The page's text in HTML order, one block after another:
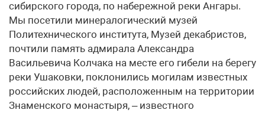
сибирского города, по набережной реки Ангары.
Мы посетили минералогический музей
Политехнического института, Музей декабристов,
почтили память адмирала Александра
Васильевича Колчака на месте его гибели на берегу
реки Ушаковки, поклонились могилам известных
российских людей, расположенным на территории
Знаменского монастыря, – известного